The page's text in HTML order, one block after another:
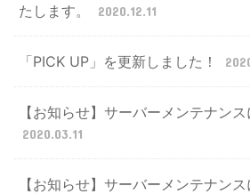
たします。
2020.12.11
「PICK UP」を更新しました！
【お知らせ】サーバーメンテナン
2020.03.11
【お知らせ】サーバーメンテナン